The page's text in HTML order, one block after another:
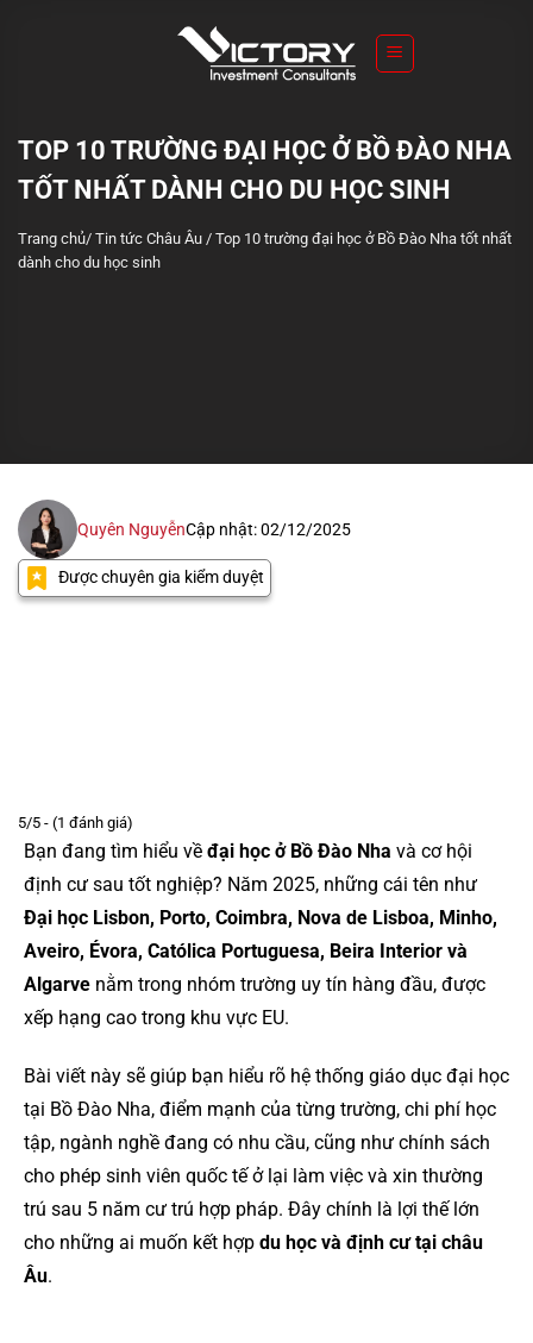
TOP 10 TRƯỜNG ĐẠI HỌC Ở BỒ ĐÀO NHA
TỐT NHẤT DÀNH CHO DU HỌC SINH
Trang chủ/ Tin tức Châu Âu / Top 10 trường đại học ở Bồ Đào Nha tốt nhất
dành cho du học sinh
Quyên NguyễnCập nhật: 02/12/2025
Được chuyên gia kiểm duyệt
5/5 - (1 đánh giá)
Bạn đang tìm hiểu về đại học ở Bồ Đào Nha và cơ hội
định cư sau tốt nghiệp? Năm 2025, những cái tên như
Đại học Lisbon, Porto, Coimbra, Nova de Lisboa, Minho,
Aveiro, Évora, Católica Portuguesa, Beira Interior và
Algarve nằm trong nhóm trường uy tín hàng đầu, được
xếp hạng cao trong khu vực EU.
Bài viết này sẽ giúp bạn hiểu rõ hệ thống giáo dục đại học
tại Bồ Đào Nha, điểm mạnh của từng trường, chi phí học
tập, ngành nghề đang có nhu cầu, cũng như chính sách
cho phép sinh viên quốc tế ở lại làm việc và xin thường
trú sau 5 năm cư trú hợp pháp. Đây chính là lợi thế lớn
cho những ai muốn kết hợp du học và định cư tại châu
Âu.